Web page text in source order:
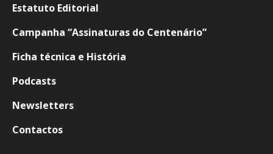
Estatuto Editorial
Campanha “Assinaturas do Centenário”
Ficha técnica e História
Podcasts
Newsletters
Contactos